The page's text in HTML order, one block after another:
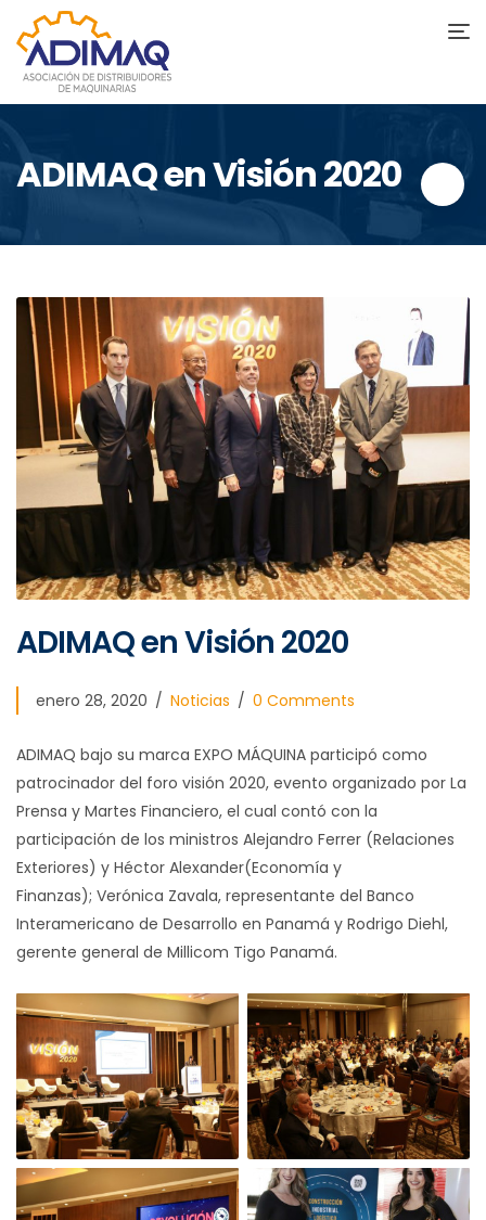
ADIMAQ en Visión 2020
ADIMAQ en Visión 2020
enero 28, 2020 Noticias 0 Comments
ADIMAQ bajo su marca EXPO MÁQUINA participó como
patrocinador del foro visión 2020, evento organizado por La
Prensa y Martes Financiero, el cual contó con la
participación de los ministros Alejandro Ferrer (Relaciones
Exteriores) y Héctor Alexander(Economía y
Finanzas); Verónica Zavala, representante del Banco
Interamericano de Desarrollo en Panamá y Rodrigo Diehl,
gerente general de Millicom Tigo Panamá.